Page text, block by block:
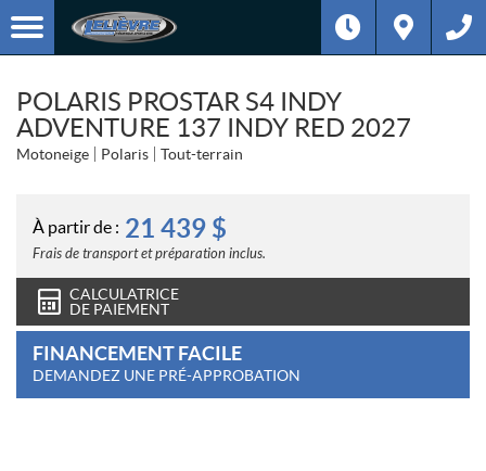
POLARIS PROSTAR S4 INDY
ADVENTURE 137 INDY RED 2027
Motoneige Polaris Tout-terrain
À partir de : 21 439 $
Frais de transport et préparation inclus.
CALCULATRICE
DE PAIEMENT
FINANCEMENT FACILE
DEMANDEZ UNE PRÉ-APPROBATION